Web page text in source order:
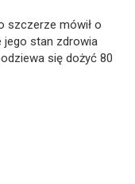
szczerze mówił o
jego stan zdrowia
się dożyć 80